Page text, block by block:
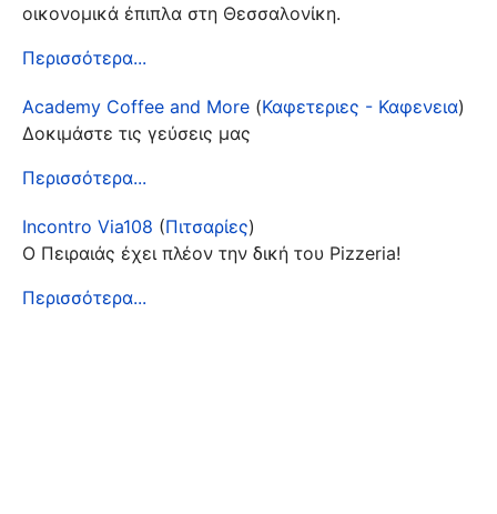
οικονομικά έπιπλα στη Θεσσαλονίκη.
Περισσότερα...
Academy Coffee and More (Καφετεριες - Καφενεια)
Δοκιμάστε τις γεύσεις μας
Περισσότερα...
Incontro Via108 (Πιτσαρίες)
Ο Πειραιάς έχει πλέον την δική του Pizzeria!
Περισσότερα...